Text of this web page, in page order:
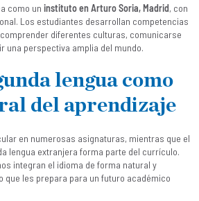
como un instituto en Arturo Soria, Madrid, con
Los estudiantes desarrollan competencias
diferentes culturas, comunicarse
una perspectiva amplia del mundo.
lengua como
del aprendizaje
en numerosas asignaturas, mientras que el
lengua extranjera forma parte del currículo.
integran el idioma de forma natural y
que les prepara para un futuro académico